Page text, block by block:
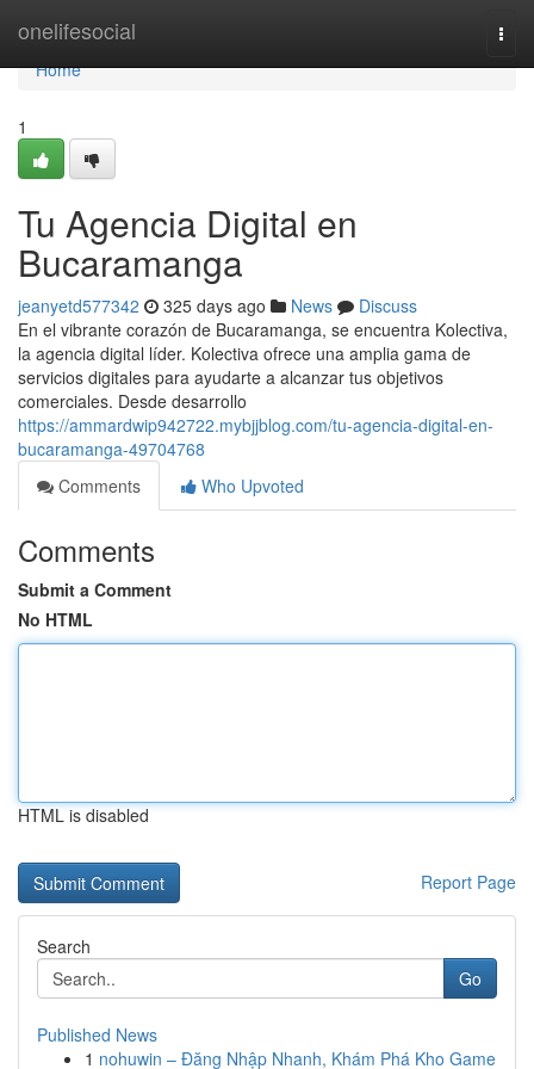
onelifesocial
Home
Home
1
Tu Agencia Digital en
Bucaramanga
jeanyetd577342 325 days ago News
Discuss
En el vibrante corazón de Bucaramanga, se encuentra Kolectiva,
la agencia digital líder. Kolectiva ofrece una amplia gama de
servicios digitales para ayudarte a alcanzar tus objetivos
comerciales. Desde desarrollo
https://ammardwip942722.mybjjblog.com/tu-agencia-digital-en-
bucaramanga-49704768
Comments
Who Upvoted
Comments
Submit a Comment
No HTML
HTML is disabled
Report Page
Search
Go
Published News
1 nohuwin – Đăng Nhập Nhanh, Khám Phá Kho Game